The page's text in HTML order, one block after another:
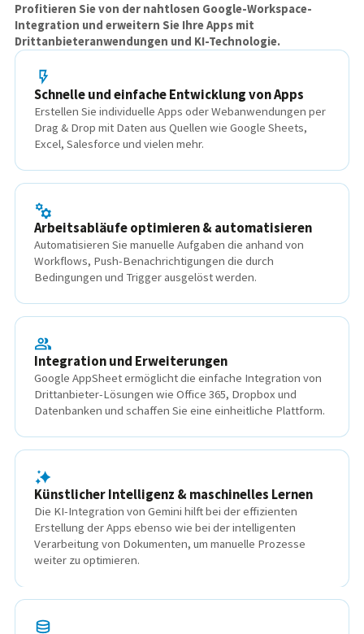
Profitieren Sie von der nahtlosen Google-Workspace-
Integration und erweitern Sie Ihre Apps mit
Drittanbieteranwendungen und KI-Technologie.
Schnelle und einfache Entwicklung von Apps
Erstellen Sie individuelle Apps oder Webanwendungen per
Drag & Drop mit Daten aus Quellen wie Google Sheets,
Excel, Salesforce und vielen mehr.
Arbeitsabläufe optimieren & automatisieren
Automatisieren Sie manuelle Aufgaben die anhand von
Workflows, Push-Benachrichtigungen die durch
Bedingungen und Trigger ausgelöst werden.
Integration und Erweiterungen
Google AppSheet ermöglicht die einfache Integration von
Drittanbieter-Lösungen wie Office 365, Dropbox und
Datenbanken und schaffen Sie eine einheitliche Plattform.
Künstlicher Intelligenz & maschinelles Lernen
Die KI-Integration von Gemini hilft bei der effizienten
Erstellung der Apps ebenso wie bei der intelligenten
Verarbeitung von Dokumenten, um manuelle Prozesse
weiter zu optimieren.